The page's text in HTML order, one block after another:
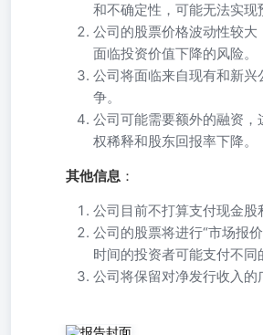
和不确定性，可能无法实现
公司的股票价格波动性较大
面临投资价值下降的风险。
公司将面临来自现有和新兴
争。
公司可能需要额外的融资，
权稀释和股东回报率下降。
其他信息 ：
公司目前不打算支付现金股
公司的股票将进行“市场报
时间的投资者可能支付不同
公司将保留对净发行收入的